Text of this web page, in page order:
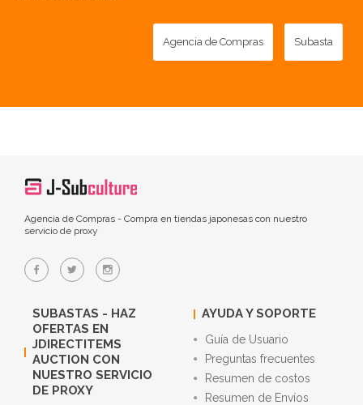
Agencia de Compras Subasta
Agencia de Compras - Compra en tiendas japonesas con nuestro
servicio de proxy
SUBASTAS - HAZ
OFERTAS EN
JDIRECTITEMS
AUCTION CON
NUESTRO SERVICIO
DE PROXY
AYUDA Y SOPORTE
Guía de Usuario
Preguntas frecuentes
Resumen de costos
Resumen de Envíos